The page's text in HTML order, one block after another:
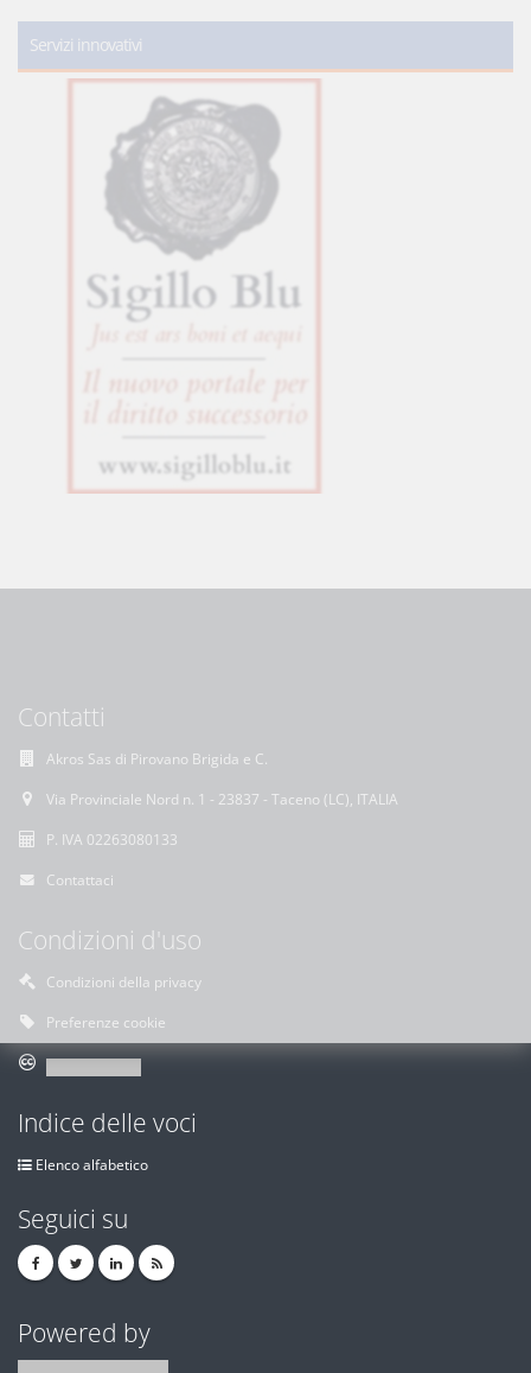
Servizi innovativi
Contatti
Akros Sas di Pirovano Brigida e C.
Via Provinciale Nord n. 1 - 23837 - Taceno (LC), ITALIA
P. IVA 02263080133
Contattaci
Condizioni d'uso
Condizioni della privacy
Preferenze cookie
Indice delle voci
Elenco alfabetico
Seguici su
Powered by